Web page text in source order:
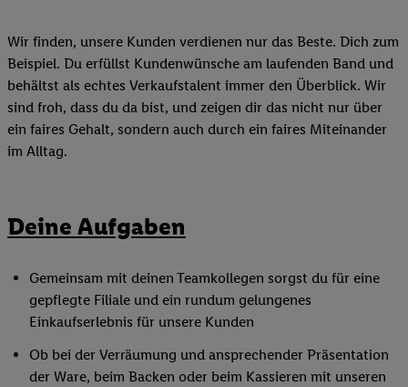
Wir finden, unsere Kunden verdienen nur das Beste. Dich zum
Beispiel. Du erfüllst Kundenwünsche am laufenden Band und
behältst als echtes Verkaufstalent immer den Überblick. Wir
sind froh, dass du da bist, und zeigen dir das nicht nur über
ein faires Gehalt, sondern auch durch ein faires Miteinander
im Alltag.
Deine Aufgaben
Gemeinsam mit deinen Teamkollegen sorgst du für eine
gepflegte Filiale und ein rundum gelungenes
Einkaufserlebnis für unsere Kunden
Ob bei der Verräumung und ansprechender Präsentation
der Ware, beim Backen oder beim Kassieren mit unseren